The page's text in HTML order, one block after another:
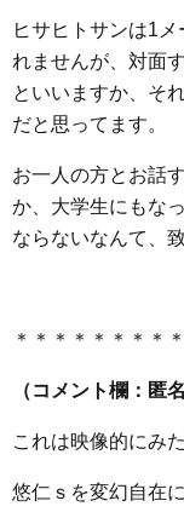
ヒサヒトサンは1
れませんが、対面
といいますか、そ
だと思ってます。
お一人の方とお話
か、大学生にもな
ならないなんて、
＊＊＊＊＊＊＊＊
（コメント欄：匿
これは映像的にみ
悠仁ｓを変幻自在